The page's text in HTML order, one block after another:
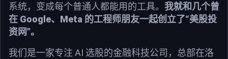
系统，变成每个普通人都能用的工具。 我就和几个曾
在 Google、Meta 的工程师朋友一起创立了“美股投
资网”。
我们是一家专注 AI 选股的金融科技公司，总部在洛